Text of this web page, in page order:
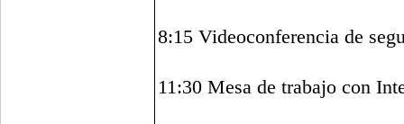
8:15 Videoconferencia de
11:30 Mesa de trabajo con